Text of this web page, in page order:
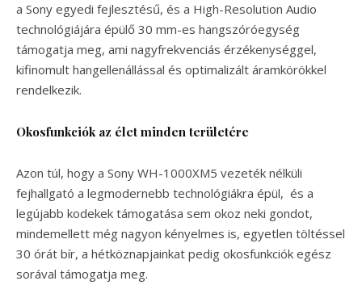
a Sony egyedi fejlesztésű, és a High-Resolution Audio
technológiájára épülő 30 mm-es hangszóróegység
támogatja meg, ami nagyfrekvenciás érzékenységgel,
kifinomult hangellenállással és optimalizált áramkörökkel
rendelkezik.
Okosfunkciók az élet minden területére
Azon túl, hogy a Sony WH-1000XM5 vezeték nélküli
fejhallgató a legmodernebb technológiákra épül, és a
legújabb kodekek támogatása sem okoz neki gondot,
mindemellett még nagyon kényelmes is, egyetlen töltéssel
30 órát bír, a hétköznapjainkat pedig okosfunkciók egész
sorával támogatja meg.